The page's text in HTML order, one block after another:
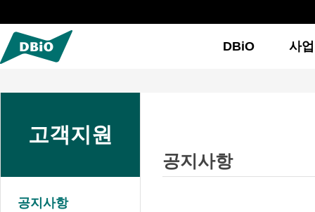
DBiO 사
고객지원
공지사항
공지사항